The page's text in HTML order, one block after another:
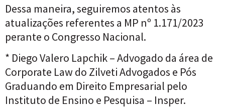
Dessa maneira, seguiremos atentos às
atualizações referentes a MP nº 1.171/2023
perante o Congresso Nacional.
* Diego Valero Lapchik – Advogado da área de
Corporate Law do Zilveti Advogados e Pós
Graduando em Direito Empresarial pelo
Instituto de Ensino e Pesquisa – Insper.